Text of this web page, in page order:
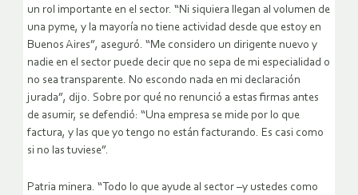
un rol importante en el sector. “Ni siquiera llegan al volumen de
una pyme, y la mayoría no tiene actividad desde que estoy en
Buenos Aires”, aseguró. “Me considero un dirigente nuevo y
nadie en el sector puede decir que no sepa de mi especialidad o
no sea transparente. No escondo nada en mi declaración
jurada”, dijo. Sobre por qué no renunció a estas firmas antes
de asumir, se defendió: “Una empresa se mide por lo que
factura, y las que yo tengo no están facturando. Es casi como
si no las tuviese”.
Patria minera. “Todo lo que ayude al sector –y ustedes como